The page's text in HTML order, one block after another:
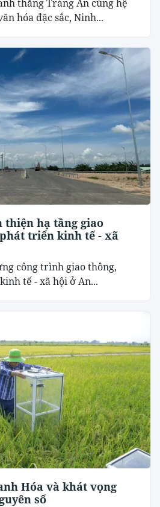
thắng Tràng An cùng hệ
hóa đặc sắc, Ninh...
thiện hạ tầng giao
triển kinh tế - xã
công trình giao thông,
tế - xã hội ở An...
Hóa và khát vọng
số